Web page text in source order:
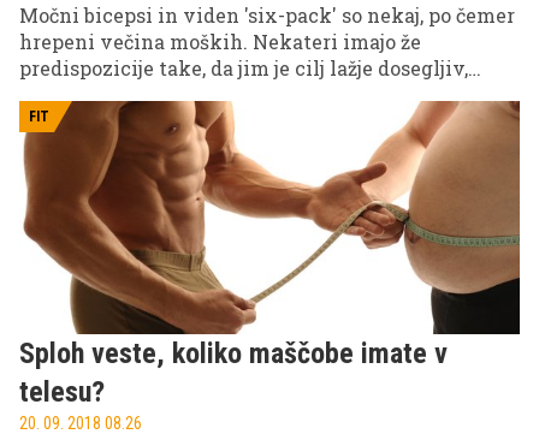
Močni bicepsi in viden 'six-pack' so nekaj, po čemer
hrepeni večina moških. Nekateri imajo že
predispozicije take, da jim je cilj lažje dosegljiv,
napotkov, kako vam lahko uspe!
FIT
Sploh veste, koliko maščobe imate v
telesu?
20. 09. 2018 08.26